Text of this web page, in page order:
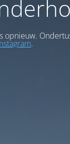
opnieuw.
.